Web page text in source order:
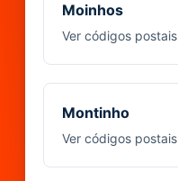
Moinhos
Ver códigos postais
Montinho
Ver códigos postais